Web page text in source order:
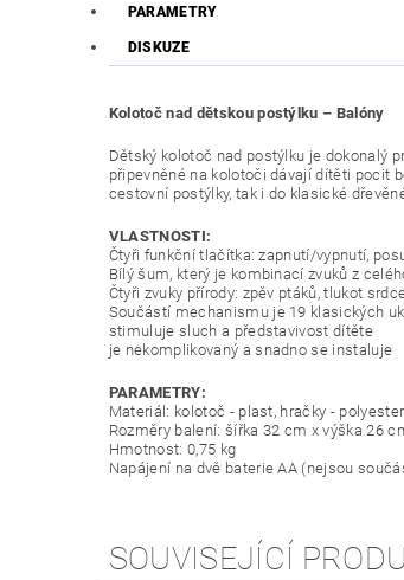
PARAMETRY
DISKUZE
Kolotoč nad dětskou postýlku – Balóny
Dětský kolotoč nad postýlku je dokonalý
připevněné na kolotoči dávají dítěti pocit
cestovní postýlky, tak i do klasické
VLASTNOSTI:
Čtyři funkční tlačítka: zapnutí/vypnutí,
Bílý šum, který je kombinací zvuků z
Čtyři zvuky přírody: zpěv ptáků, tlukot
Součástí mechanismu je 19 klasických
stimuluje sluch a představivost dítěte
je nekomplikovaný a snadno se instaluje
PARAMETRY:
Materiál: kolotoč - plast, hračky - polyester
Rozměry balení: šířka 32 cm x výška 26
Hmotnost: 0,75 kg
Napájení na dvě baterie AA (nejsou
SOUVISEJÍCÍ